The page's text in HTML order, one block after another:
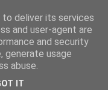
deliver its services
and user-agent are
and security
generate usage
abuse.
IT